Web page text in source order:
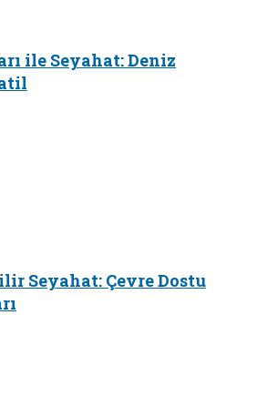
ile Seyahat: Deniz
Seyahat: Çevre Dostu